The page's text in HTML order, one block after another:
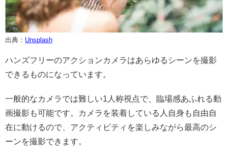
出典： Unsplash
ハンズフリーのアクションカメラはあらゆるシーンを撮影
できるものになっています。
一般的なカメラでは難しい1人称視点で、臨場感あふれる動
画撮影も可能です。カメラを装着している人自身も自由自
在に動けるので、アクティビティを楽しみながら最高のシ
ーンを撮影できます。